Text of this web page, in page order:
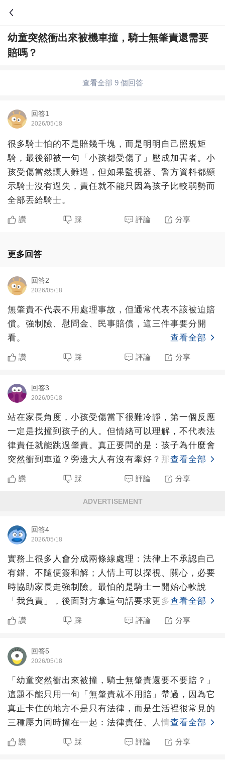
幼童突然衝出來被機車撞，騎士無肇責還需要
賠嗎？
查看全部 9 個回答
回答1
2026/05/18
很多騎士怕的不是賠幾千塊，而是明明自己照規矩
騎，最後卻被一句「小孩都受傷了」壓成加害者。小
孩受傷當然讓人難過，但如果監視器、警方資料都顯
示騎士沒有過失，責任就不能只因為孩子比較弱勢而
全部丟給騎士。
讚 踩 評論 分享
更多回答
回答2
2026/05/18
無肇責不代表不用處理事故，但通常代表不該被迫賠
償。強制險、慰問金、民事賠償，這三件事要分開
看。
查看全部
讚 踩 評論 分享
回答3
2026/05/18
站在家長角度，小孩受傷當下很難冷靜，第一個反應
一定是找撞到孩子的人。但情緒可以理解，不代表法
律責任就能跳過肇責。真正要問的是：孩子為什麼會
突然衝到車道？旁邊大人有沒有牽好？那個地點是不
是本來就危險？
查看全部
讚 踩 評論 分享
ADVERTISEMENT
回答4
2026/05/18
實務上很多人會分成兩條線處理：法律上不承認自己
有錯、不隨便簽和解；人情上可以探視、關心，必要
時協助家長走強制險。最怕的是騎士一開始心軟說
「我負責」，後面對方拿這句話要求更多。查看全部
讚 踩 評論 分享
回答5
2026/05/18
「幼童突然衝出來被撞，騎士無肇責還要不要賠？」
這題不能只用一句「無肇責就不用賠」帶過，因為它
真正卡住的地方不是只有法律，而是生活裡很常見的
三種壓力同時撞在一起：法律責任、人情壓力，以及
大家對弱勢受傷者
查看全部
讚 踩 評論 分享
問答